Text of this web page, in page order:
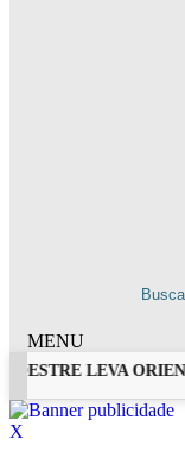
MENU
LEVA
X